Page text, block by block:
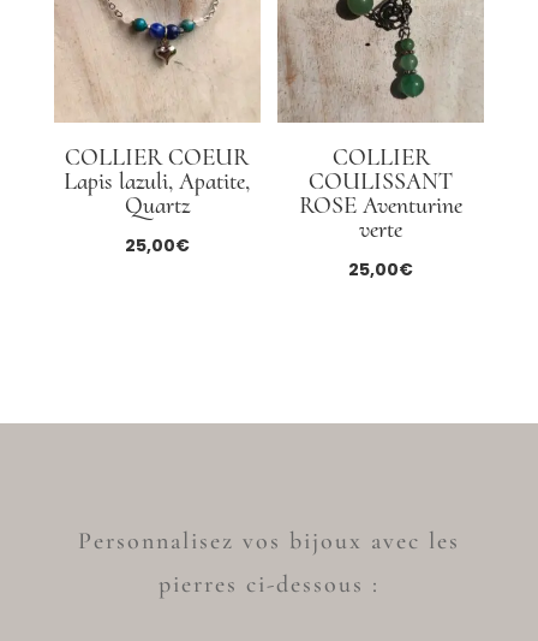
COLLIER COEUR
Lapis lazuli, Apatite,
Quartz
25,00€
COLLIER
COULISSANT
ROSE Aventurine
verte
25,00€
Personnalisez vos bijoux avec les
pierres ci-dessous :